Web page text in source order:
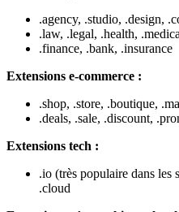
.agency, .studio, .design,
.law, .legal, .health,
.finance, .bank, .insurance
Extensions e-commerce :
.shop, .store, .boutique,
.deals, .sale, .discount,
Extensions tech :
.io (très populaire dans les
.cloud